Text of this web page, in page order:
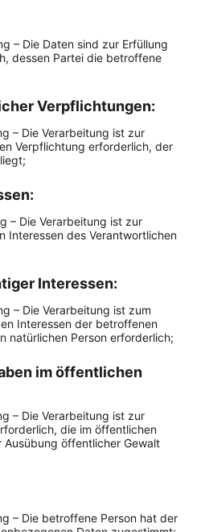
– Die Daten sind zur Erfüllung
dessen Partei die betroffene
Verpflichtungen:
– Die Verarbeitung ist zur
Verpflichtung erforderlich, der
– Die Verarbeitung ist zur
Interessen des Verantwortlichen
Interessen:
– Die Verarbeitung ist zum
Interessen der betroffenen
natürlichen Person erforderlich;
im öffentlichen
– Die Verarbeitung ist zur
die im öffentlichen
öffentlicher Gewalt
– Die betroffene Person hat der